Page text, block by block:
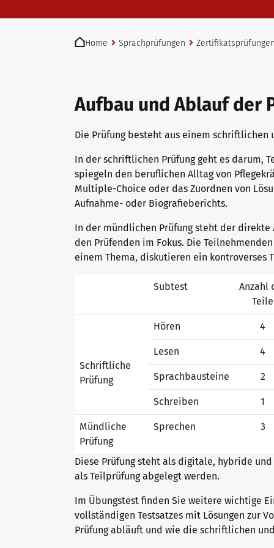
telc Prüfungen in Bad Homburg
Einstufungstest
telc Zertifikate DIGITAL
Warum telc Zertifikate?
Deutsch Test für den Beruf
Sprachprüfungen: Support & FAQ
Lehrmaterialien
Home
Sprachprüfungen Zertifikatsprüfungen
Aufbau und Ablauf der
Die Prüfung besteht aus einem schriftlichen
In der schriftlichen Prüfung geht es darum,
spiegeln den beruflichen Alltag von
Multiple-Choice oder das Zuordnen von
Aufnahme- oder Biografieberichts.
In der mündlichen Prüfung steht der
den Prüfenden im Fokus. Die
einem Thema, diskutieren ein kontroverses
Subtest
Anzahl
Teile
Schriftliche
Prüfung
Hören 4
Lesen
4
Sprachbausteine
2
Schreiben 1
Mündliche
Prüfung
Sprechen 3
Diese Prüfung steht als digitale, hybride
als Teilprüfung abgelegt werden.
Im Übungstest finden Sie weitere wichtige
vollständigen Testsatzes mit Lösungen zur
Prüfung abläuft und wie die schriftlichen